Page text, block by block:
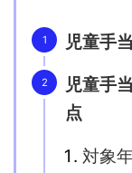
児童手
児童手
点
対象